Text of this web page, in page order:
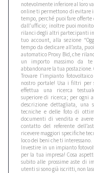
notevolmente inferiore al loro
online ti permettono di evitare
tempo, perché puoi fare
dall’ufficio; inoltre puoi
rilanci degli altri partecipanti
tuo account, alla sezione
tempo da dedicare all’asta,
automatico Proxy Bid, che
un importo massimo da
abbandonare la tua postazione.
Trovare l’impianto
nostro portale! Usa i filtri per
effettua una ricerca
superiore di ricerca; per ogni
descrizione dettagliata, una
tecniche e delle foto di
documenti di vendita e
contatto del referente
ricevere maggiori specifiche
loco dei beni che ti interessano.
Investire in un impianto
per la tua impresa! Cosa
subito alle prossime aste di
utenti si sono già iscritti, non